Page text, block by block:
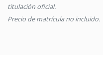
titulación oficial.
Precio de matrícula no incluido.